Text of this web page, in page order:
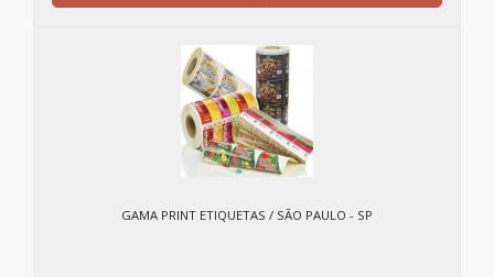
GAMA PRINT ETIQUETAS / SÃO PAULO - SP